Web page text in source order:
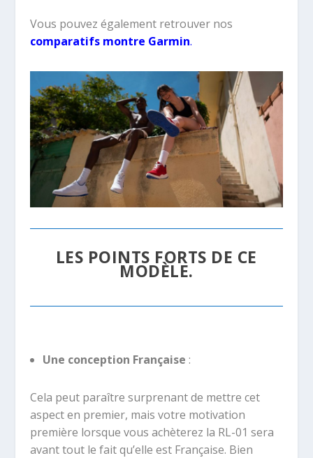
Vous pouvez également retrouver nos
comparatifs montre Garmin.
LES POINTS FORTS DE CE
MODÈLE.
Une conception Française :
Cela peut paraître surprenant de mettre cet
aspect en premier, mais votre motivation
première lorsque vous achèterez la RL-01 sera
avant tout le fait qu’elle est Française. Bien